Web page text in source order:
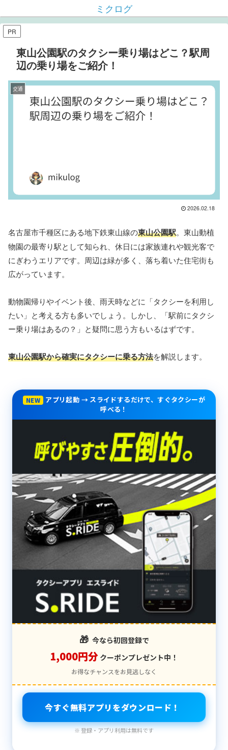
ミクログ
PR
東山公園駅のタクシー乗り場はどこ？駅周
辺の乗り場をご紹介！
交通
2026.02.18
名古屋市千種区にある地下鉄東山線の東山公園駅。東山動植
物園の最寄り駅として知られ、休日には家族連れや観光客で
にぎわうエリアです。周辺は緑が多く、落ち着いた住宅街も
広がっています。
動物園帰りやイベント後、雨天時などに「タクシーを利用し
たい」と考える方も多いでしょう。しかし、「駅前にタクシ
ー乗り場はあるの？」と疑問に思う方もいるはずです。
東山公園駅から確実にタクシーに乗る方法を解説します。
NEW
アプリ起動 → スライドするだけで、すぐタクシーが
呼べる！
🎁 今なら初回登録で
1,000円分 クーポンプレゼント中！
お得なチャンスをお見逃しなく
今すぐ無料アプリをダウンロード！
※ 登録・アプリ利用は無料です